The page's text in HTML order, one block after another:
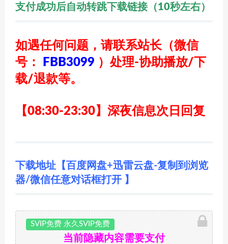
支付成功后自动转跳下载链接（10秒左右）
如遇任何问题，请联系站长（微信
号：
FBB3099 ） 处理-协助播放/下
载/退款等。
【08:30-23:30】深夜信息次日回复
下载地址【百度网盘+迅雷云盘-复制到浏览
器/微信任意对话框打开 】
SVIP免费 永久SVIP免费
当前隐藏内容需要支付